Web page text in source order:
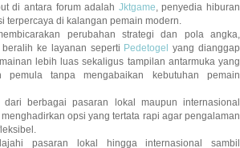
di antara forum adalah Jktgame, penyedia hiburan
terpercaya di kalangan pemain modern.
perubahan strategi dan pola angka,
ke layanan seperti Pedetogel
yang dianggap
lebih luas sekaligus tampilan antarmuka yang
pemula tanpa mengabaikan kebutuhan pemain
berbagai pasaran lokal maupun internasional
menghadirkan opsi yang tertata rapi agar pengalaman
pasaran lokal hingga internasional sambil